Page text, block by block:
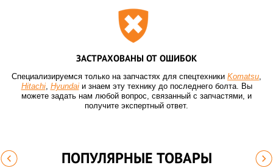
ЗАСТРАХОВАНЫ ОТ ОШИБОК
Специализируемся только на запчастях для спецтехники Komatsu,
Hitachi, Hyundaiи знаем эту технику до последнего болта. Вы
можете задать нам любой вопрос, связанный с запчастями, и
получите экспертный ответ.
ПОПУЛЯРНЫЕ ТОВАРЫ